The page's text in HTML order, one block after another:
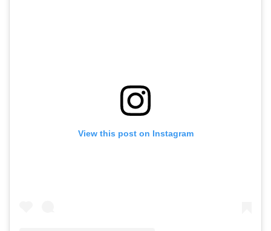
View this post on Instagram